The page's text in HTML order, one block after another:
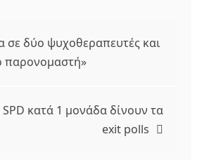
σε δύο ψυχοθεραπευτές και
παρονομαστή»
κατά 1 μονάδα δίνουν τα
exit polls